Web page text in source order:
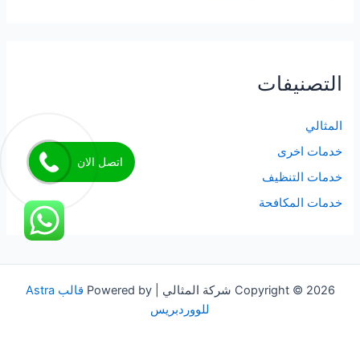
التصنيفات
المثالي
خدمات اخرى
خدمات التنظيف
خدمات المكافحة
Copyright © 2026 شركة المثالي | Powered by
قالب Astra
للووردبريس
اتصل الان